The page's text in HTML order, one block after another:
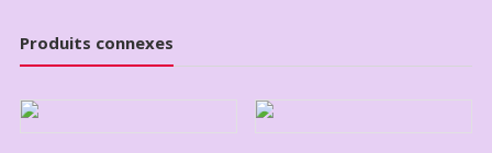
Produits connexes